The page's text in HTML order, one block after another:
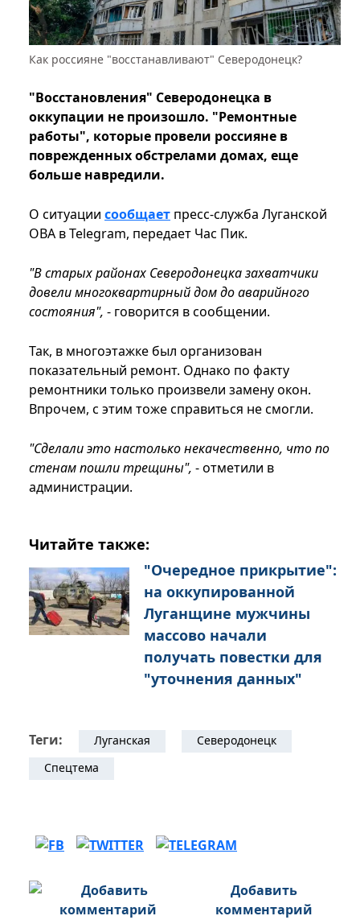
Как россияне "восстанавливают" Северодонецк?
"Восстановления" Северодонецка в
оккупации не произошло. "Ремонтные
работы", которые провели россияне в
поврежденных обстрелами домах, еще
больше навредили.
О ситуации сообщает пресс-служба Луганской
ОВА в Telegram, передает Час Пик.
"В старых районах Северодонецка захватчики
довели многоквартирный дом до аварийного
состояния", - говорится в сообщении.
Так, в многоэтажке был организован
показательный ремонт. Однако по факту
ремонтники только произвели замену окон.
Впрочем, с этим тоже справиться не смогли.
"Сделали это настолько некачественно, что по
стенам пошли трещины", - отметили в
администрации.
Читайте также:
"Очередное прикрытие":
на оккупированной
Луганщине мужчины
массово начали
получать повестки для
"уточнения данных"
Теги: Луганская
Северодонецк
Спецтема
Добавить
комментарий